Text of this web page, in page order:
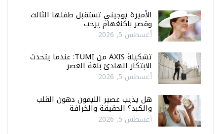
الأميرة يوجيني تستقبل طفلها الثالث
وقصر باكنغهام يرحب
أغسطس 5, 2026
تشكيلة AXIS من TUMI: عندما يتحدث
الابتكار الهادئ بلغة العصر
أغسطس 5, 2026
هل يذيب عصير الليمون دهون القلب
والكبد؟ الحقيقة والخرافة
أغسطس 5, 2026